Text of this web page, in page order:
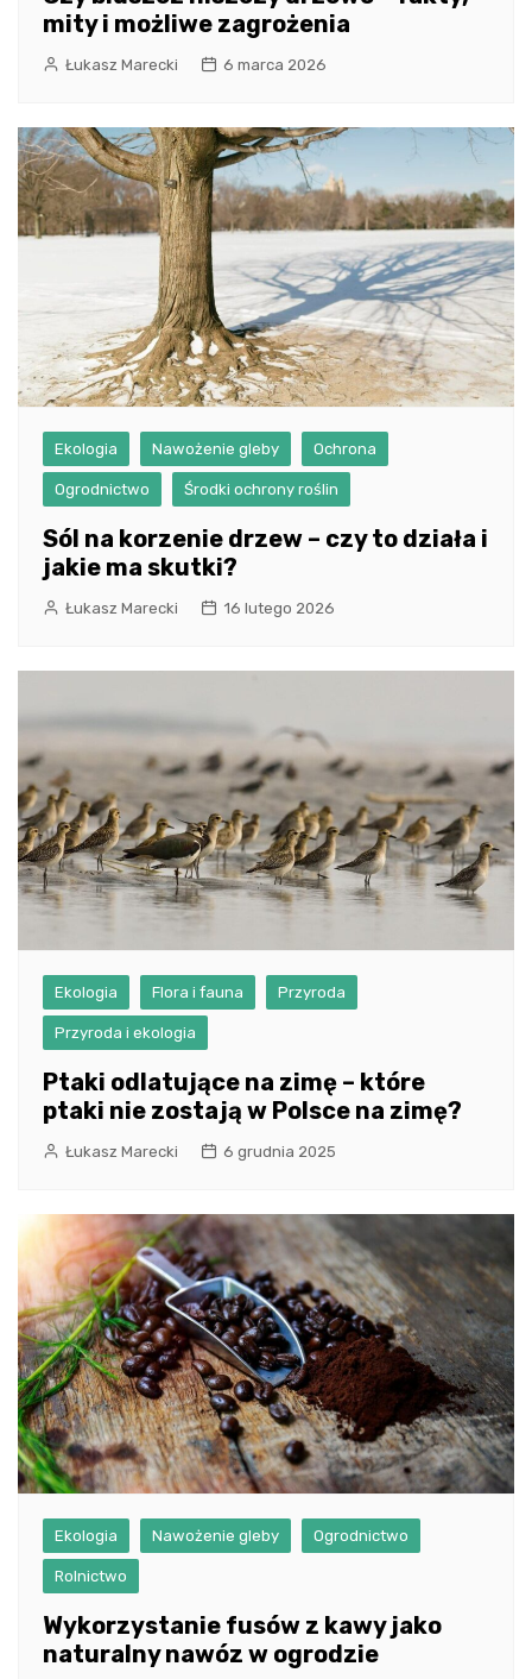
mity i możliwe zagrożenia
Łukasz Marecki 6 marca 2026
Ekologia Nawożenie gleby Ochrona
Ogrodnictwo Środki ochrony roślin
Sól na korzenie drzew – czy to działa i
jakie ma skutki?
Łukasz Marecki 16 lutego 2026
Ekologia Flora i fauna Przyroda
Przyroda i ekologia
Ptaki odlatujące na zimę – które
ptaki nie zostają w Polsce na zimę?
Łukasz Marecki 6 grudnia 2025
Ekologia Nawożenie gleby Ogrodnictwo
Rolnictwo
Wykorzystanie fusów z kawy jako
naturalny nawóz w ogrodzie